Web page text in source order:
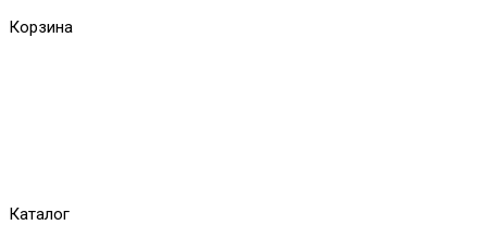
Корзина
Каталог